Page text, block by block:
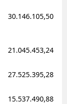
30.146.105,50
21.045.453,24
27.525.395,28
15.537.490,88